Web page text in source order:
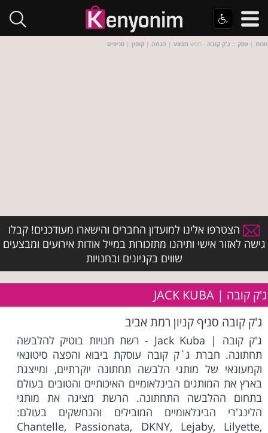
חנות | עסק :: ג'ק קובה - חפש מבצע | הנחה | קופון | סניפים
הצטרפו אלינו למועדון החברים והישארו מעודכנים! קבלו
גישה לאזור אישי ותיהנו מתזכורות במייל אודות אירועים ומבצעים
שווים בקניונים ובחנויות
ג'ק קובה | JACK KUBA
ג'ק קובה סניף קניון רמת אביב
ג'ק קובה | Jack Kuba - רשת חנויות בוטיק להלבשה
תחתונה. חברת ג`ק קובה עוסקת ביבוא והפצה סיטונאי
וקמעונאי של מותגי הלבשה תחתונה יוקרתיים, ומייצגת
בארץ את המותגים הבינלאומיים האיכותיים והטובים בעולם
בתחום ההלבשה התחתונה. הרשת מציגה את מותגי
הלינג'רי הבינלאומיים המובילים והנחשקים בעולם:
Chantelle, Passionata, DKNY, Lejaby, Lilyette,